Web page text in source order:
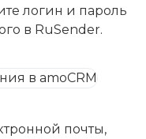
логин и пароль
в RuSender.
почты,